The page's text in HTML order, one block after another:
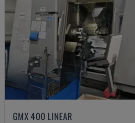
GMX 400 LINEAR